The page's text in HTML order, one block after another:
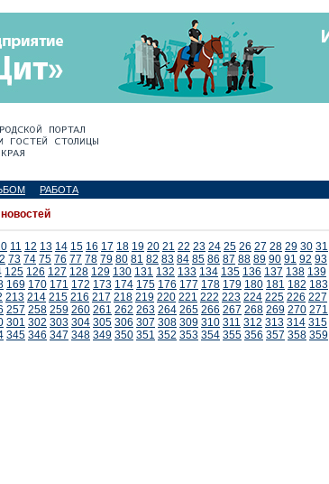
РАБОТА
11 12 13 14 15 16 17 18 19 20 21 22 23 24 25 26 27 28 29 30 31
73 74 75 76 77 78 79 80 81 82 83 84 85 86 87 88 89 90 91 92 93
125 126 127 128 129 130 131 132 133 134 135 136 137 138 139
169 170 171 172 173 174 175 176 177 178 179 180 181 182 183
213 214 215 216 217 218 219 220 221 222 223 224 225 226 227
257 258 259 260 261 262 263 264 265 266 267 268 269 270 271
301 302 303 304 305 306 307 308 309 310 311 312 313 314 315
345 346 347 348 349 350 351 352 353 354 355 356 357 358 359